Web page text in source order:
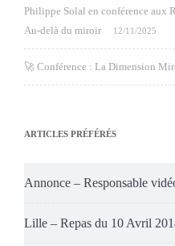
Philippe Solal en conférence aux
Au-delà du miroir
12/11/2025
🚀 Conférence : La Dimension
ARTICLES PRÉFÉRÉS
Annonce – Responsable
Lille – Repas du 10 Avril